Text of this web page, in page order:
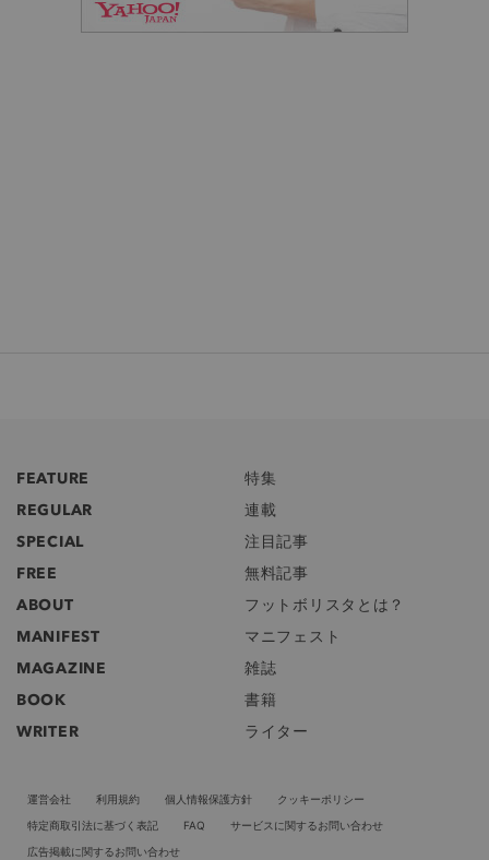
FEATURE
特集
REGULAR
連載
SPECIAL
注目記事
FREE
無料記事
ABOUT
フットボリスタとは？
MANIFEST
マニフェスト
MAGAZINE
雑誌
BOOK
書籍
WRITER
ライター
運営会社 利用規約 個人情報保護方針
クッキーポリシー
特定商取引法に基づく表記
FAQ
サービスに関するお問い合わせ
広告掲載に関するお問い合わせ